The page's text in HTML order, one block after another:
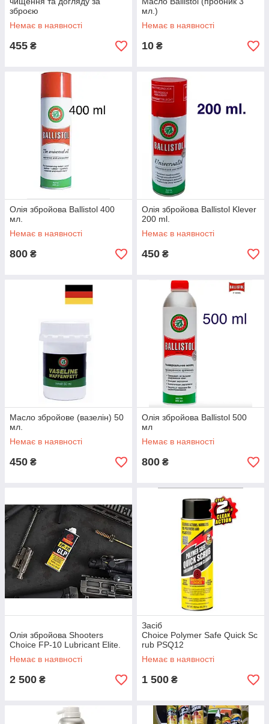
зброєю
Немає в наявності
455 ₴
мл.)
Немає в наявності
10 ₴
Олія збройова Ballistol 400
мл.
Немає в наявності
800 ₴
Олія збройова Ballistol Klever
200 ml.
Немає в наявності
450 ₴
Масло збройове (вазелін) 50
мл.
Немає в наявності
450 ₴
Олія збройова Ballistol 500
мл
Немає в наявності
800 ₴
Олія збройова Shooters
Choice FP-10 Lubricant Elite.
Немає в наявності
2 500 ₴
Засіб
Choice Polymer Safe Quick Sc
rub PSQ12
Немає в наявності
1 500 ₴